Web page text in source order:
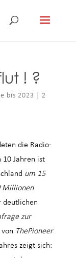
! ?
bis 2023
2
die Radio-
10 Jahren ist
um 15
Millionen
deutlichen
zur
ThePioneer
zeigt sich: